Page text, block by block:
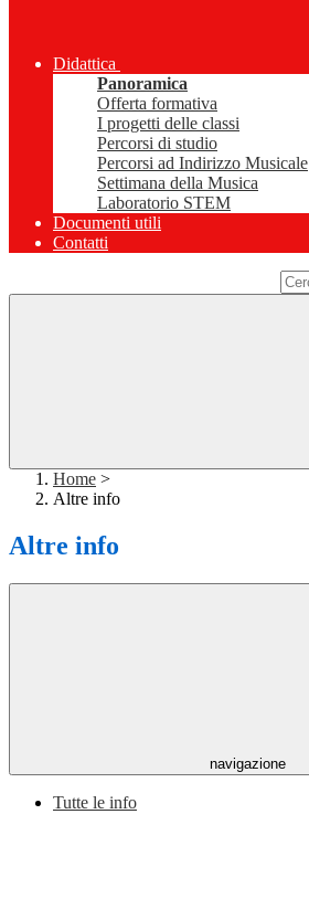
Didattica
Panoramica
Offerta formativa
I progetti delle classi
Percorsi di studio
Percorsi ad Indirizzo Musicale
Settimana della Musica
Laboratorio STEM
Documenti utili
Contatti
Home >
Altre info
Altre info
navigazione
Tutte le info